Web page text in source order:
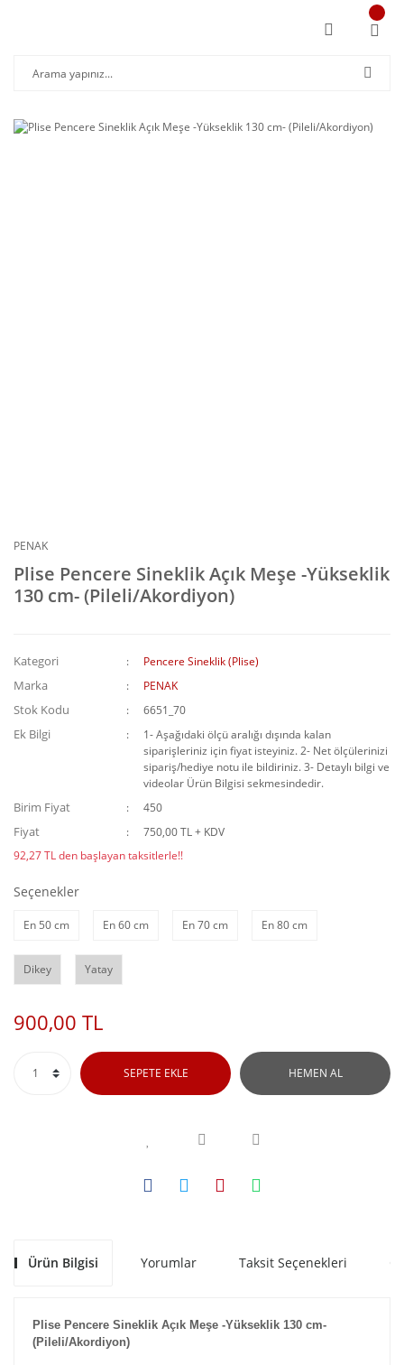
PENAK
Plise Pencere Sineklik Açık Meşe -Yükseklik
130 cm- (Pileli/Akordiyon)
Kategori Pencere Sineklik (Plise)
Marka PENAK
Stok Kodu 6651_70
Ek Bilgi
1- Aşağıdaki ölçü aralığı dışında kalan
siparişleriniz için fiyat isteyiniz. 2- Net ölçülerinizi
sipariş/hediye notu ile bildiriniz. 3- Detaylı bilgi ve
videolar Ürün Bilgisi sekmesindedir.
Birim Fiyat 450
Fiyat
750,00 TL + KDV
92,27 TL den başlayan taksitlerle!!
Seçenekler
En 50 cm En 60 cm En 70 cm En 80 cm
Dikey Yatay
900,00 TL
SEPETE EKLE HEMEN AL
Ürün Bilgisi Yorumlar Taksit Seçenekleri
Plise Pencere Sineklik Açık Meşe -Yükseklik 130 cm-
(Pileli/Akordiyon)